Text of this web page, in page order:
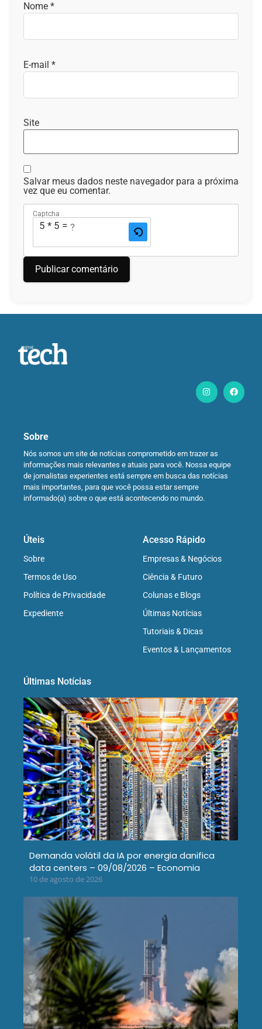
Nome *
E-mail *
Site
Salvar meus dados neste navegador para a próxima
vez que eu comentar.
Captcha
5 * 5 = ?
Sobre
Nós somos um site de notícias comprometido em trazer as
informações mais relevantes e atuais para você. Nossa equipe
de jornalistas experientes está sempre em busca das notícias
mais importantes, para que você possa estar sempre
informado(a) sobre o que está acontecendo no mundo.
Úteis
Sobre
Termos de Uso
Política de Privacidade
Expediente
Acesso Rápido
Empresas & Negócios
Ciência & Futuro
Colunas e Blogs
Últimas Notícias
Tutoriais & Dicas
Eventos & Lançamentos
Últimas Notícias
Demanda volátil da IA por energia danifica
data centers – 09/08/2026 – Economia
10 de agosto de 2026